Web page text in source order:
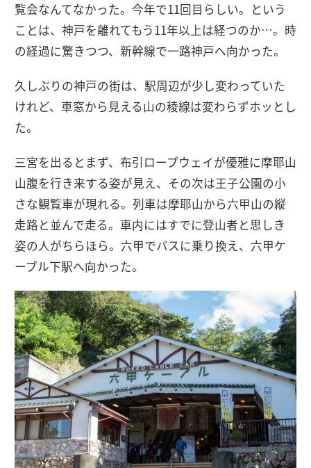
覧会なんてなかった。今年で11回目らしい。という
ことは、神戸を離れてもう11年以上は経つのか…。時
の経過に驚きつつ、新幹線で一路神戸へ向かった。
久しぶりの神戸の街は、駅周辺が少し変わっていた
けれど、車窓から見える山の稜線は変わらずホッとし
た。
三宮を出るとまず、布引ロープウェイが優雅に摩耶山
山腹を行き来する姿が見え、その次は王子公園の小
さな観覧車が現れる。列車は摩耶山から六甲山の縦
走路と並んで走る。車内にはすでに登山者と思しき
姿の人がちらほら。六甲でバスに乗り換え、六甲ケ
ーブル下駅へ向かった。